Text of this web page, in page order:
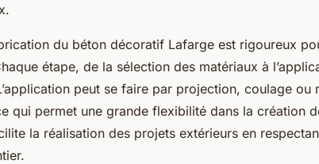
du béton décoratif Lafarge est rigoureux
étape, de la sélection des matériaux à
peut se faire par projection, coulage ou
qui permet une grande flexibilité dans la création
la réalisation des projets extérieurs en